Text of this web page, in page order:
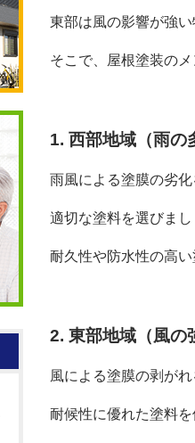
東部は風の影響が強い
そこで、屋根塗装の
1. 西部地域（雨の
雨風による塗膜の劣化
適切な塗料を選びまし
耐久性や防水性の高い
2. 東部地域（風の
風による塗膜の剥がれ
耐候性に優れた塗料を